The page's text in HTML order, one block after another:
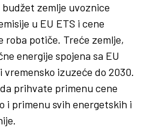
zemlje uvoznice
u EU ETS i cene
roba potiče. Treće zemlje,
energije spojena sa EU
izuzeće do 2030.
prihvate primenu cene
i primenu svih energetskih i